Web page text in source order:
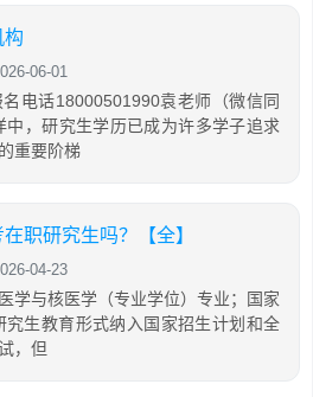
构
06-01
电话18000501990袁老师（微信同
中，研究生学历已成为许多学子追求
重要阶梯
职研究生吗？【全】
04-23
学与核医学（专业学位）专业；国家
究生教育形式纳入国家招生计划和全
，但